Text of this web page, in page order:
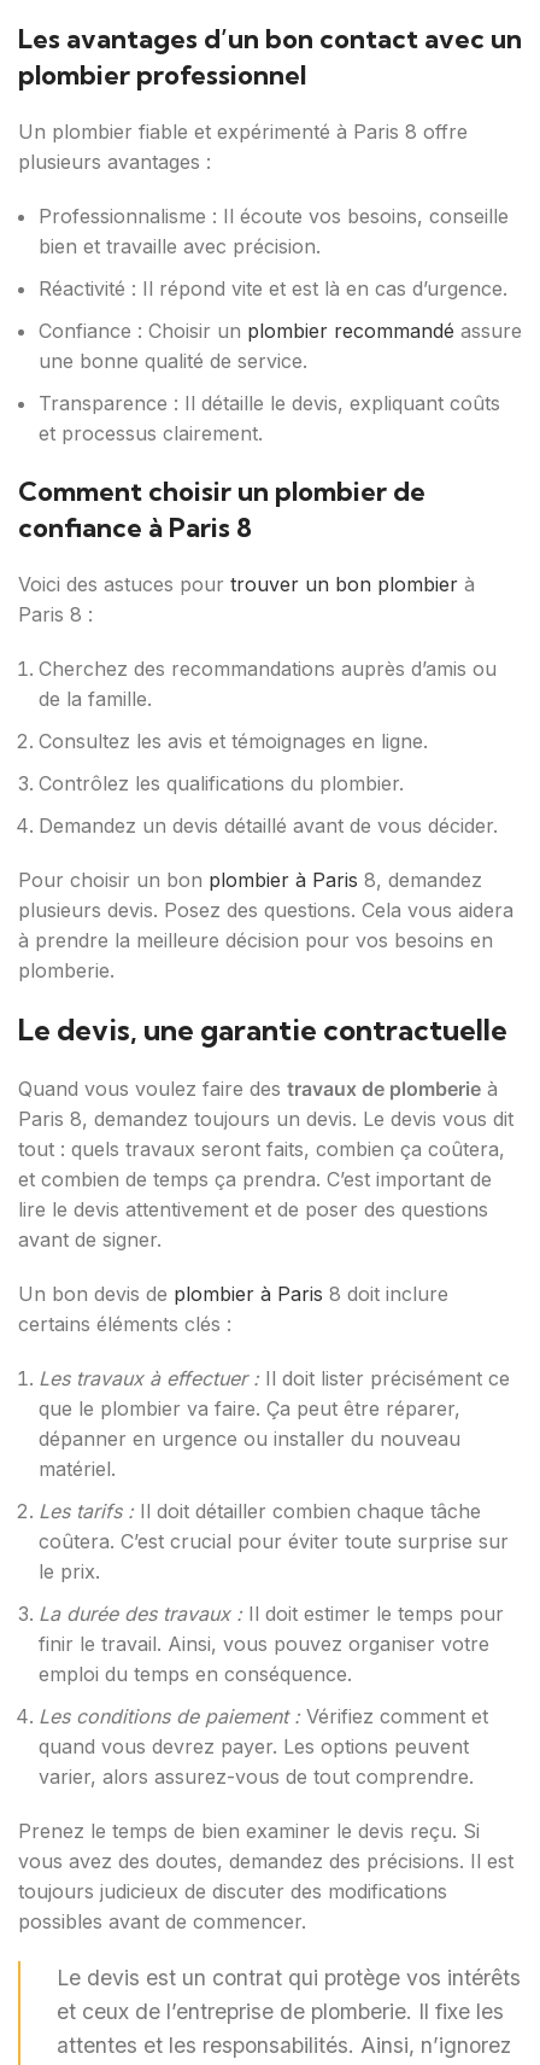
Les avantages d’un bon contact avec un
plombier professionnel
Un plombier fiable et expérimenté à Paris 8 offre
plusieurs avantages :
Professionnalisme : Il écoute vos besoins, conseille
bien et travaille avec précision.
Réactivité : Il répond vite et est là en cas d’urgence.
Confiance : Choisir un plombier recommandé assure
une bonne qualité de service.
Transparence : Il détaille le devis, expliquant coûts
et processus clairement.
Comment choisir un plombier de
confiance à Paris 8
Voici des astuces pour trouver un bon plombier à
Paris 8 :
Cherchez des recommandations auprès d’amis ou
de la famille.
Consultez les avis et témoignages en ligne.
Contrôlez les qualifications du plombier.
Demandez un devis détaillé avant de vous décider.
Pour choisir un bon plombier à Paris 8, demandez
plusieurs devis. Posez des questions. Cela vous aidera
à prendre la meilleure décision pour vos besoins en
plomberie.
Le devis, une garantie contractuelle
Quand vous voulez faire des travaux de plomberie à
Paris 8, demandez toujours un devis. Le devis vous dit
tout : quels travaux seront faits, combien ça coûtera,
et combien de temps ça prendra. C’est important de
lire le devis attentivement et de poser des questions
avant de signer.
Un bon devis de plombier à Paris 8 doit inclure
certains éléments clés :
Les travaux à effectuer : Il doit lister précisément ce
que le plombier va faire. Ça peut être réparer,
dépanner en urgence ou installer du nouveau
matériel.
Les tarifs : Il doit détailler combien chaque tâche
coûtera. C’est crucial pour éviter toute surprise sur
le prix.
La durée des travaux : Il doit estimer le temps pour
finir le travail. Ainsi, vous pouvez organiser votre
emploi du temps en conséquence.
Les conditions de paiement : Vérifiez comment et
quand vous devrez payer. Les options peuvent
varier, alors assurez-vous de tout comprendre.
Prenez le temps de bien examiner le devis reçu. Si
vous avez des doutes, demandez des précisions. Il est
toujours judicieux de discuter des modifications
possibles avant de commencer.
Le devis est un contrat qui protège vos intérêts
et ceux de l’entreprise de plomberie. Il fixe les
attentes et les responsabilités. Ainsi, n’ignorez